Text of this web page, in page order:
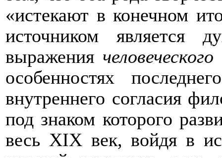
«истекают в конечном
источником является
выражения человеческого
особенностях
внутреннего согласия
под знаком которого
весь XIX век, войдя в